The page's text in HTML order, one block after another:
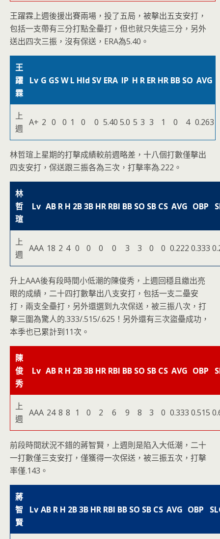
王躍霖上週後援出賽兩場，投了五局，被擊出五支安打，
包括一支帶有三分打點全壘打，但也就只失這三分，另外
送出四次三振，沒有保送，ERA為5.40。
王
躍
霖
Lv G GSW L Hld SV ERA IP H R ER HR BB SO AVG
上
週
A+ 2 0 0 1 0 0 5.40 5.0 5 3 3 1 0 4 0.263
林哲瑄上星期的打擊成績較前週略差，十八個打數僅擊出
四支安打，保送跟三振各為三次，打擊率為.222。
林
哲
瑄
Lv AB R H 2B3B HR RBI BB SO SB CS AVG OBP
上
週
AAA 18 2 4 0 0 0 0 3 3 0 0 0.222 0.333
升上AAA後有段時間小低潮的陳俊秀，上週回穩且繳出亮
眼的成績，二十四打數擊出八支安打，包括一支二壘安
打，兩支全壘打，另外還選到九次保送，被三振八次，打
擊三圍為驚人的.333/.515/.625！另外還有三次盜壘成功，
本季也已累計到11次。
陳
俊
秀
Lv AB R H 2B3B HR RBI BB SO SB CS AVG OBP
上
週
AAA 24 8 8 1 0 2 6 9 8 3 0 0.333 0.515
前段時間狀況不錯的蔣智賢，上週則是陷入大低潮，二十
一打數僅三支安打，僅獲得一次保送，被三振五次，打擊
率僅.143。
蔣
智
賢
Lv AB R H 2B3B HR RBI BB SO SB CS AVG OBP